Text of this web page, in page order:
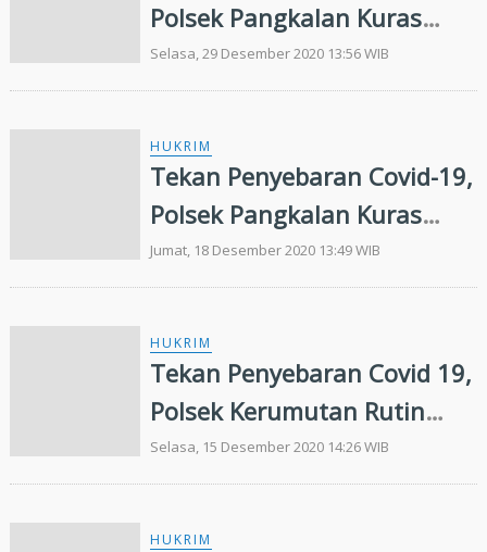
Polsek Pangkalan Kuras
Gelar Operasi Yustisi Jelang
Tahun Baru 2021
Selasa, 29 Desember 2020 13:56 WIB
HUKRIM
Tekan Penyebaran Covid-19,
Polsek Pangkalan Kuras
Gelar Operasi Yustisi
Gabungan
Jumat, 18 Desember 2020 13:49 WIB
HUKRIM
Tekan Penyebaran Covid 19,
Polsek Kerumutan Rutin
Gelar Operasi Yustisi
Selasa, 15 Desember 2020 14:26 WIB
HUKRIM